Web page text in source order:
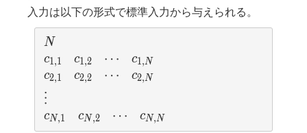
入力は以下の形式で標準入力から与えられる。
N
N
c_{1,1}
c1,1 c_{1,2}
c1,2 \cdots
⋯ c_{1,N}
c1,N
c_{2,1}
c2,1 c_{2,2}
c2,2 \cdots
⋯ c_{2,N}
c2,N
\vdots
⋮
c_{N,1}
cN,1 c_{N,2}
cN ,2 \cdots
⋯ c_{N,N}
cN,N